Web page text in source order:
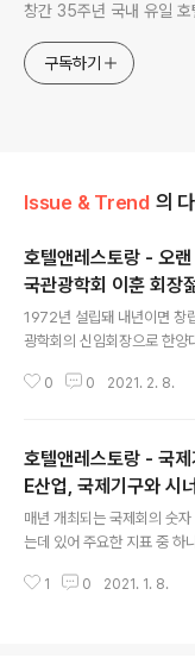
창간 35주년 국내 유일 호
구독하기
Issue & Trend 의
호텔앤레스토랑 - 오
국관광학회 이훈 회장
다
1972년 설립돼 내년이면 창
광학회의 신임회장으로 한양
고의 권위를 갖고 있는 한국
한 활동을 해오시면서 의미
다. 그동안의 활동에 대해 소
관광학을 시작해 석사까지
으로 박사학위를 받았습니다.
와 98년부터 학교에서 학생
시작했습니다. 개인적으로 가
0 0 2021. 2. 8.
호텔앤레스토랑 - 국
E산업, 국제기구와 시
매년 개최되는 국제회의 숫자
는데 있어 주요한 지표 중 하
순위를 발표하는 비영리 비정
1 0 2021. 1. 8.